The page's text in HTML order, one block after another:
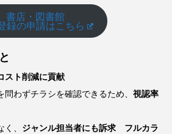
書店・図書館
録の申請はこちら
スト削減に貢献
わずチラシを確認できるため、 視認率
、 ジャンル担当者にも訴求 フルカラ